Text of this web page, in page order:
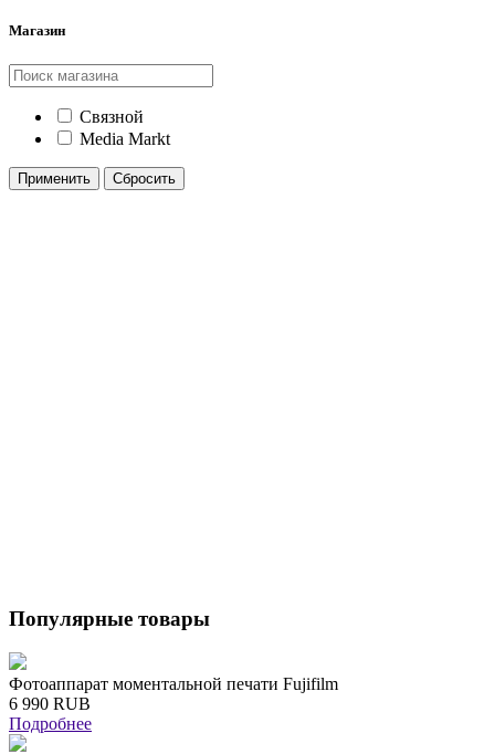
Магазин
Связной
Media Markt
Применить Сбросить
Популярные товары
Фотоаппарат моментальной печати Fujifilm
6 990 RUB
Подробнее